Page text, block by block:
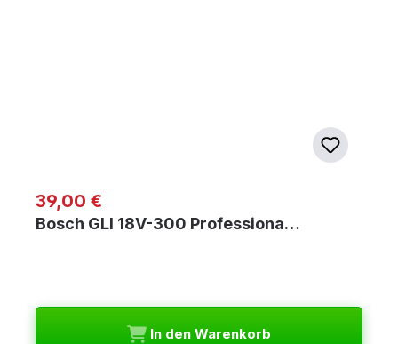
Regulärer Preis:
39,00 €
Bosch GLI 18V-300 Professiona…
In den Warenkorb